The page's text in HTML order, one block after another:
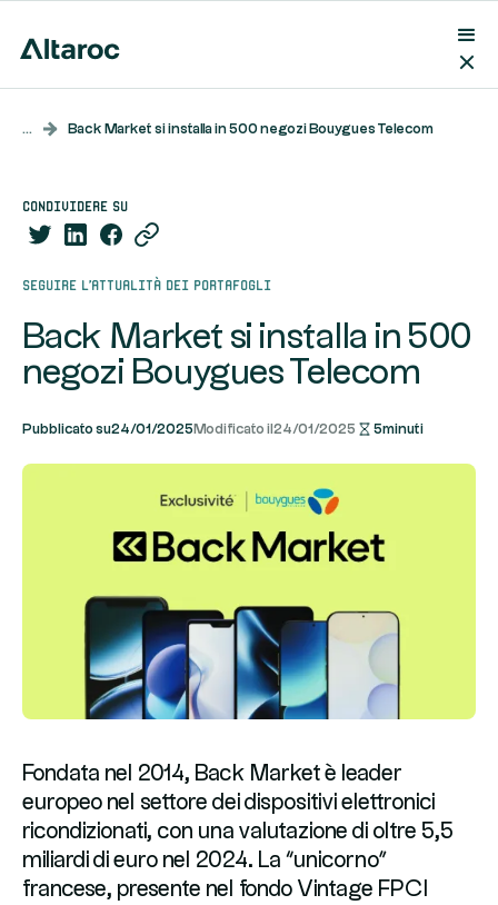
... Back Market si installa in 500 negozi Bouygues Telecom
condividere su
Seguire l'attualità dei portafogli
Back Market si installa in 500
negozi Bouygues Telecom
Pubblicato su24/01/2025 Modificato il 24/01/2025 5minuti
Fondata nel 2014, Back Market è leader
europeo nel settore dei dispositivi elettronici
ricondizionati, con una valutazione di oltre 5,5
miliardi di euro nel 2024. La “unicorno”
francese, presente nel fondo Vintage FPCI